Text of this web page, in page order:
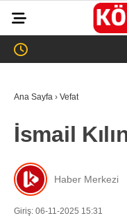
ASAYİŞ
EĞİTİM
SAĞLIK
Ana Sayfa › Vefat
İsmail
Haber Merkezi
Giriş: 06-11-2025 15:31